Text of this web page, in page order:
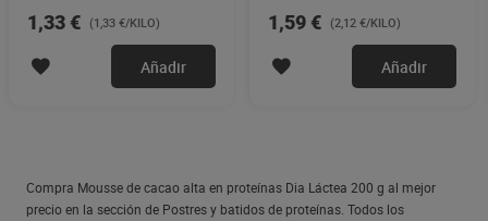
1,33 € (1,33 €/KILO)
Añadir
1,59 € (2,12 €/KILO)
Añadir
Compra Mousse de cacao alta en proteínas Dia Láctea 200 g al mejor
precio en la sección de Postres y batidos de proteínas. Todos los